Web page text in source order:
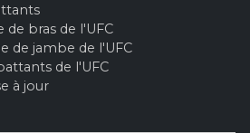
de bras de l'UFC
de jambe de l'UFC
de l'UFC
à jour